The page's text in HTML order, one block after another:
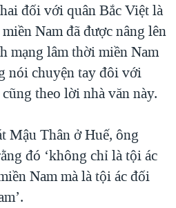
đối với quân Bắc Việt là
Nam đã được nâng lên
mạng lâm thời miền Nam
nói chuyện tay đôi với
theo lời nhà văn này.
Mậu Thân ở Huế, ông
đó ‘không chỉ là tội ác
Nam mà là tội ác đối